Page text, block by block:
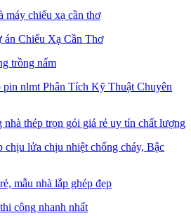
Chiếu Xạ Cần Thơ
pin nlmt Phân Tích Kỹ Thuật Chuyên
chịu lửa chịu nhiệt chống cháy, Bậc
công nhanh nhất